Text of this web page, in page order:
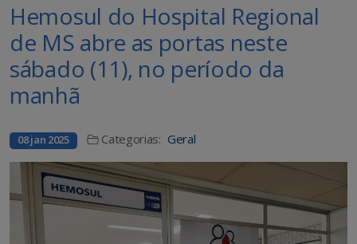
Hemosul do Hospital Regional
de MS abre as portas neste
sábado (11), no período da
manhã
08 jan 2025 Categorias: Geral